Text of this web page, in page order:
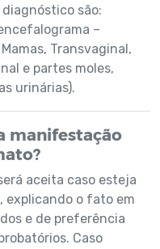
diagnóstico são:
–
Transvaginal,
e partes moles,
urinárias).
manifestação
aceita caso esteja
explicando o fato em
e de preferência
Caso